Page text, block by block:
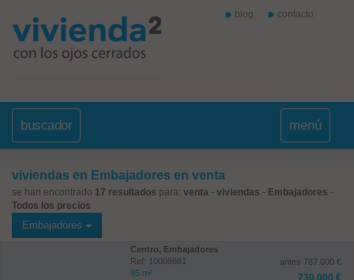
blog contacto
buscador menú
viviendas en Embajadores en venta
se han encontrado 17 resultados para: venta - viviendas - Embajadores -
Todos los precios
Embajadores
Centro, Embajadores
Ref: 10008881
95 m²
antes 787.000 €
730.000 €